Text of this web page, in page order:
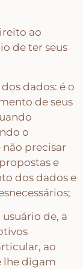
Box
ao
de ter seus
dados: é o
de seus
o
precisar
e
dos dados e
de, a
ao
lhe digam